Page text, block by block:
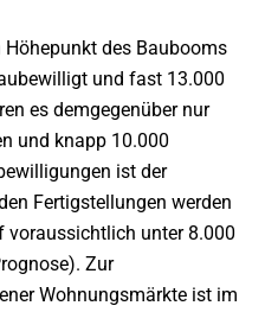
des Baubooms
und fast 13.000
es demgegenüber nur
und knapp 10.000
ist der
Fertigstellungen werden
voraussichtlich unter 8.000
Zur
Wohnungsmärkte ist im